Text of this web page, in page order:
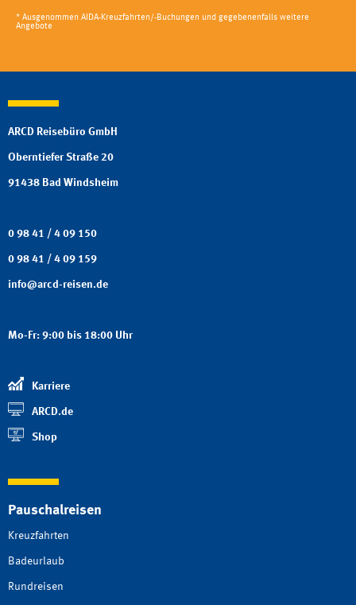
* Ausgenommen AIDA-Kreuzfahrten/-Buchungen und gegebenenfalls weitere
Angebote
ARCD Reisebüro GmbH
Oberntiefer Straße 20
91438 Bad Windsheim
0 98 41 / 4 09 150
0 98 41 / 4 09 159
info@arcd-reisen.de
Mo-Fr: 9:00 bis 18:00 Uhr
Karriere
ARCD.de
Shop
Pauschalreisen
Kreuzfahrten
Badeurlaub
Rundreisen